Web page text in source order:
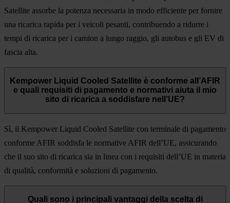
Satellite assorbe la potenza necessaria in modo efficiente per fornire
una ricarica rapida per i veicoli pesanti, contribuendo a ridurre i
tempi di ricarica per i camion a lungo raggio, gli autobus e gli EV di
fascia alta.
Kempower Liquid Cooled Satellite è conforme all’AFIR
e quali requisiti di pagamento e normativi aiuta il mio
sito di ricarica a soddisfare nell’UE?
Sì, il Kempower Liquid Cooled Satellite con terminale di pagamento
conforme AFIR soddisfa le normative AFIR dell’UE, assicurando
che il suo sito di ricarica sia in linea con i requisiti dell’UE in materia
di qualità, conformità e soluzioni di pagamento.
Quali sono i principali vantaggi della scelta di